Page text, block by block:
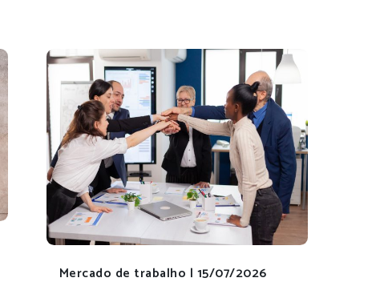
Mercado de trabalho | 15/07/2026